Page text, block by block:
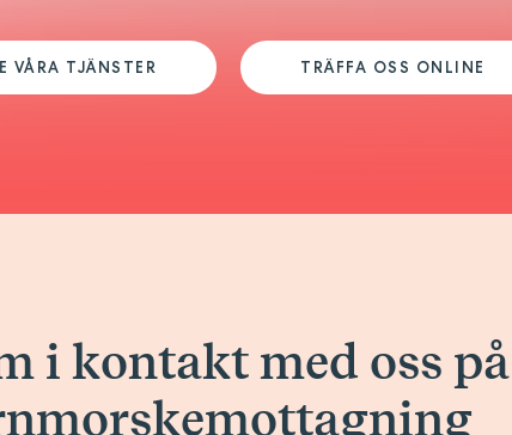
VÅRA TJÄNSTER TRÄFFA OSS ONLINE
i kontakt med oss